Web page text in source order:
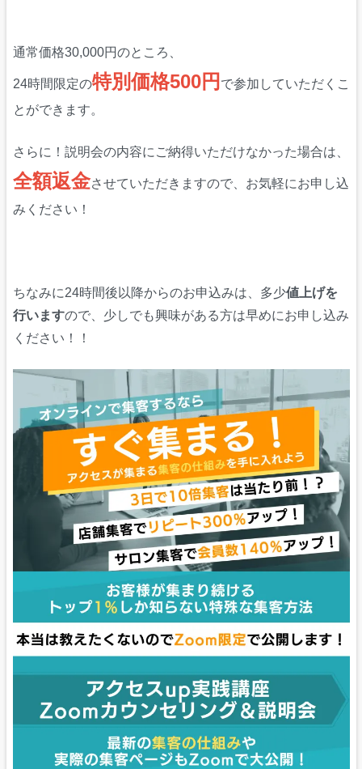
通常価格30,000円のところ、
24時間限定の特別価格500円 で参加していただくこ
とができます。
さらに！説明会の内容にご納得いただけなかった場合は、
全額返金させていただきますので、お気軽にお申し込
みください！
ちなみに24時間後以降からのお申込みは、多少値上げを
行いますので、少しでも興味がある方は早めにお申し込み
ください！！